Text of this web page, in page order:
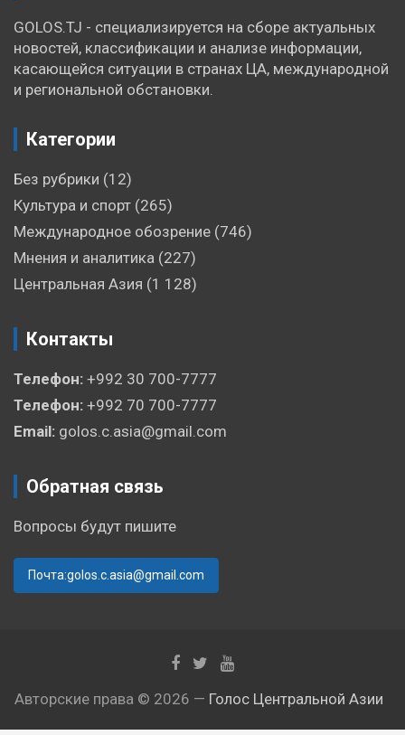
GOLOS.TJ - специализируется на сборе актуальных
новостей, классификации и анализе информации,
касающейся ситуации в странах ЦА, международной
и региональной обстановки.
Категории
Без рубрики (12)
Культура и спорт (265)
Международное обозрение (746)
Мнения и аналитика (227)
Центральная Азия (1 128)
Контакты
Телефон: +992 30 700-7777
Телефон: +992 70 700-7777
Email: golos.c.asia@gmail.com
Обратная связь
Вопросы будут пишите
Почта:golos.c.asia@gmail.com
Авторские права © 2026 — Голос Центральной Азии